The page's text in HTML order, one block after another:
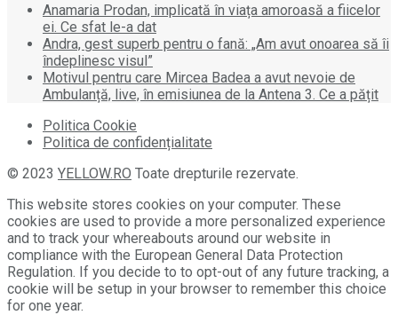
Anamaria Prodan, implicată în viața amoroasă a fiicelor
ei. Ce sfat le-a dat
Andra, gest superb pentru o fană: „Am avut onoarea să îi
îndeplinesc visul”
Motivul pentru care Mircea Badea a avut nevoie de
Ambulanță, live, în emisiunea de la Antena 3. Ce a pățit
Politica Cookie
Politica de confidențialitate
© 2023 YELLOW.RO Toate drepturile rezervate.
This website stores cookies on your computer. These
cookies are used to provide a more personalized experience
and to track your whereabouts around our website in
compliance with the European General Data Protection
Regulation. If you decide to to opt-out of any future tracking, a
cookie will be setup in your browser to remember this choice
for one year.